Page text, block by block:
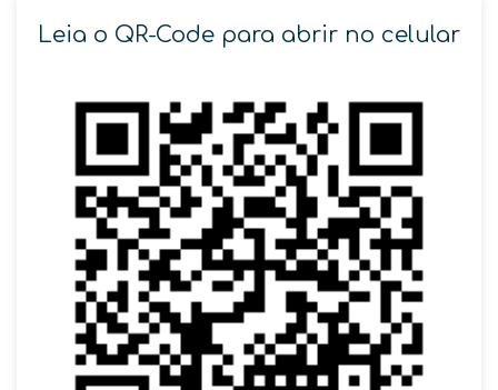
Leia o QR-Code para abrir no celular